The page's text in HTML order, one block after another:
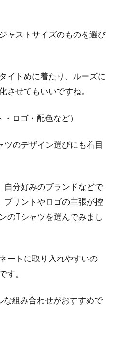
春、秋、冬とお世話になる必須アイテ
一世を風靡したレギンスですが、今は
かけなくなってしまいました。スカー
ンツはダメージよりクラッ
ャストサイズのものを選び
イトめに着たり、ルーズに
させてもいいですね。
ロゴ・配色など）
のデザイン選びにも着目
自分好みのブランドなどで
プリントやロゴの主張が控
のTシャツを選んでみまし
ートに取り入れやすいの
す。
組み合わせがおすすめで